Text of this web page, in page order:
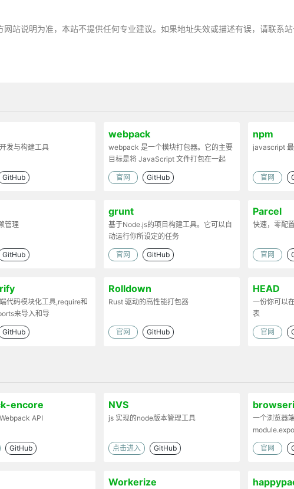
站说明为准，本站不提供任何专业建议。如果地址失效或描述有误，请联系
发与构建工具
GitHub
webpack
webpack 是一个模块打包器。它的主要
目标是将 JavaScript 文件打包在一起
官网 GitHub
npm
javascript
官网
管理
GitHub
grunt
基于Node.js的项目构建工具。它可以自
动运行你所设定的任务
官网 GitHub
Parcel
快速，零配
官网
代码模块化工具,require和
来导入和导
的原理：部署时处理代码
打包为一个文件。
GitHub
Rolldown
Rust 驱动的高性能打包器
官网 GitHub
HEAD
一份你可以
表
官网
encore
API
GitHub
NVS
js 实现的node版本管理工具
点击进入 GitHub
一个浏览器
出
依赖，将模
官网
Workerize